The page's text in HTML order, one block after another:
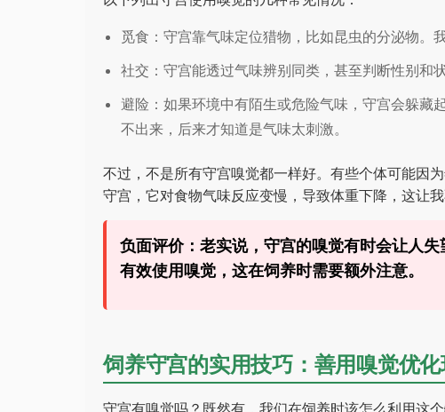
觅食：守宫靠气味定位猎物，比如昆虫的分泌物。
社交：守宫能透过气味辨别同类，甚至判断性别和
避险：如果环境中有陌生或危险气味，守宫会躲藏
不出来，后来才知道是气味太刺激。
不过，不是所有守宫嗅觉都一样好。有些个体可能因
守宫，它对食物气味反应变慢，导致体重下降，这让我
负面评价：老实说，守宫的嗅觉有时会让人
有效使用嗅觉，这在饲养时需要额外注意。
饲养守宫的实用技巧：善用嗅觉优
守宫有嗅觉吗？既然有，我们在饲养时该怎么利用这